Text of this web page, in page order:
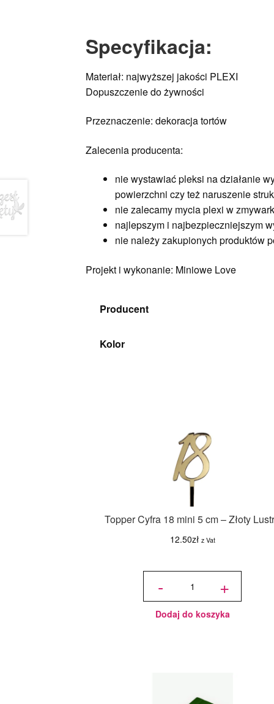
Specyfikacja:
Materiał: najwyższej jakości PLEXI
Dopuszczenie do żywności
Przeznaczenie: dekoracja tortów
Zalecenia producenta:
nie wystawiać pleksi na działanie
powierzchni czy też naruszenie
nie zalecamy mycia plexi w
najlepszym i najbezpieczniejszym
nie należy zakupionych produktów
Projekt i wykonanie: Miniowe Love
Producent
Kolor
Topper Cyfra 18 mini 5 cm – Złoty
12.50zł z Vat
-
ilość
18
mini 5
Złoty
Lustro
+
Dodaj do koszyka